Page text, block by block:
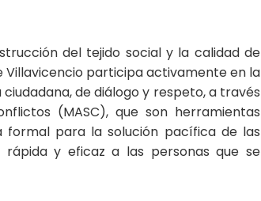
del tejido social y la calidad de
Villavicencio participa activamente en la
de diálogo y respeto, a través
(MASC), que son herramientas
formal para la solución pacífica de las
rápida y eficaz a las personas que se